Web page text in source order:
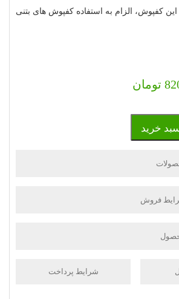
این کفپوش، الزام به استفاده کفپوش های بتنی
تومان
خرید
فروش
شرایط پرداخت